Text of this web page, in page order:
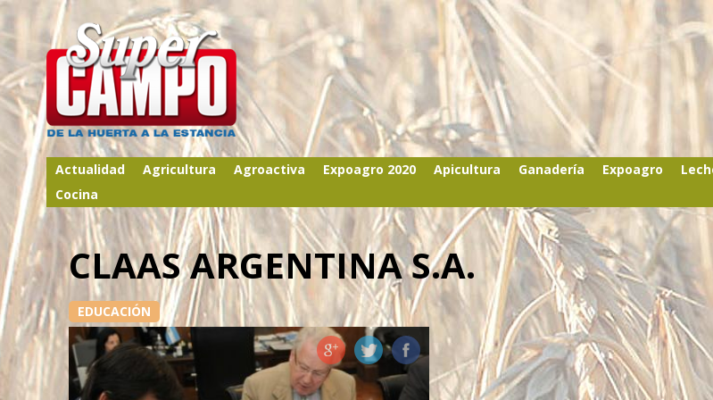
Actualidad Agricultura Agroactiva Expoagro 2020 Apicultura Ganadería Expoagro
Cocina
CLAAS ARGENTINA S.A.
EDUCACIÓN